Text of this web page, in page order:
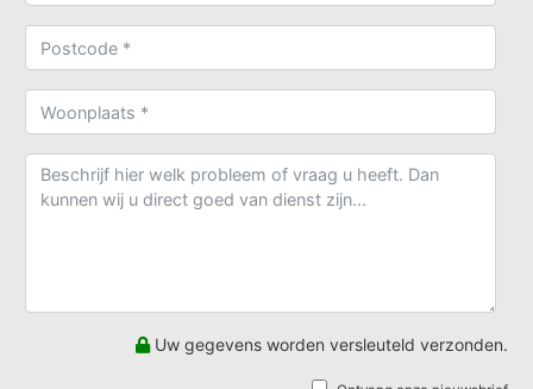
Uw gegevens worden versleuteld verzonden.